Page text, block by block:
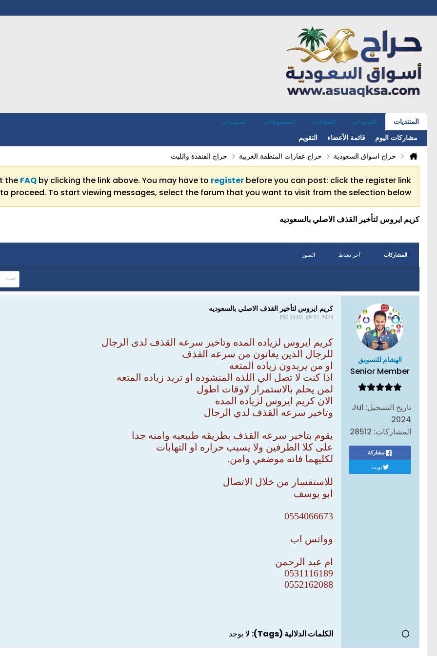
المنتديات المدونات المقالات المجموعات المنتديات
مشاركات اليوم قائمة الأعضاء التقويم
حراج اسواق السعودية حراج عقارات المنطقة الغربية حراج القنفذة والليث
the FAQ by clicking the link above. You may have to register before you can post: click the register link
proceed. To start viewing messages, select the forum that you want to visit from the selection below.
كريم ايروس لتأخير القذف الاصلي بالسعوديه
المشاركات آخر نشاط الصور
الهشام للتسويق
Senior Member
تاريخ التسجيل: Jul
2024
المشاركات: 28512
مشاركة
تويت
كريم ايروس لتأخير القذف الاصلي بالسعوديه
09-07-2024, 11:03 PM
كريم ايروس لزياده المده وتاخير سرعه القذف لدى الرجال
للرجال الذين يعانون من سرعه القذف
او من يريدون زياده المتعه
اذا كنت لا تصل الي اللذه المنشوده او تريد زياده المتعه
لمن يحلم بالاستمرار لاوقات اطول
الان كريم ايروس لزياده المده
وتاخير سرعه القذف لدي الرجال
يقوم بتاخير سرعه القذف بطريقه طبيعيه وامنه جدا
على كلا الطرفين ولا يسبب حراره او التهابات
لكليهما فانه موضعي وامن.
للاستفسار من خلال الاتصال
ابو يوسف
0554066673
وواتس اب
ام عبد الرحمن
0531116189
0552162088
الكلمات الدلالية (Tags): لا يوجد